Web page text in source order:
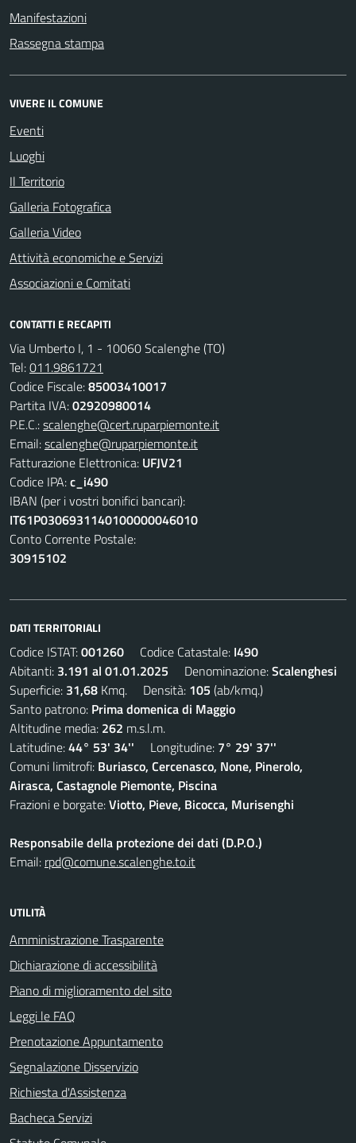
Manifestazioni
Rassegna stampa
VIVERE IL COMUNE
Eventi
Luoghi
Il Territorio
Galleria Fotografica
Galleria Video
Attività economiche e Servizi
Associazioni e Comitati
CONTATTI E RECAPITI
Via Umberto I, 1 - 10060 Scalenghe (TO)
Tel:011.9861721
Codice Fiscale:85003410017
Partita IVA:02920980014
P.E.C.:scalenghe@cert.ruparpiemonte.it
Email:scalenghe@ruparpiemonte.it
Fatturazione Elettronica: UFJV21
Codice IPA:c_i490
IBAN (per i vostri bonifici bancari):
IT61P0306931140100000046010
Conto Corrente Postale:
30915102
DATI TERRITORIALI
Codice ISTAT:001260 Codice Catastale: I490
Abitanti: 3.191 al 01.01.2025 Denominazione:Scalenghesi
Superficie: 31,68 Kmq. Densità: 105 (ab/kmq.)
Santo patrono: Prima domenica di Maggio
Altitudine media: 262 m.s.l.m.
Latitudine:44° 53' 34'' Longitudine: 7° 29' 37''
Comuni limitrofi: Buriasco, Cercenasco, None, Pinerolo,
Airasca, Castagnole Piemonte, Piscina
Frazioni e borgate:Viotto, Pieve, Bicocca, Murisenghi
Responsabile della protezione dei dati (D.P.O.)
Email: rpd@comune.scalenghe.to.it
UTILITÀ
Amministrazione Trasparente
Dichiarazione di accessibilità
Piano di miglioramento del sito
Leggi le FAQ
Prenotazione Appuntamento
Segnalazione Disservizio
Richiesta d'Assistenza
Bacheca Servizi